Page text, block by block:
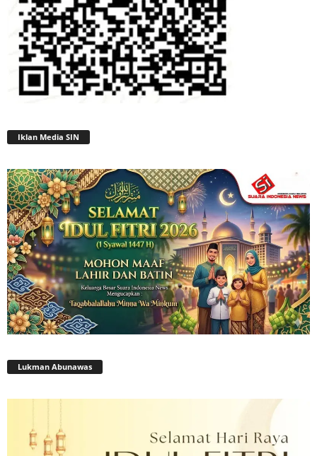
Iklan Media SIN
Lukman Abunawas